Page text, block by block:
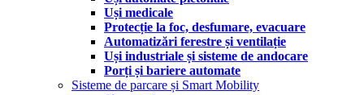
Uși medicale
Protecție la foc, desfumare, evacuare
Automatizări ferestre și ventilație
Uși industriale și sisteme de andocare
Porți și bariere automate
Sisteme de parcare și Smart Mobility